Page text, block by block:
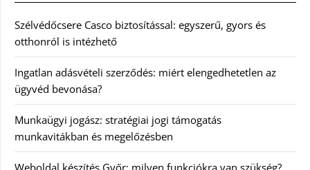
Szélvédőcsere Casco biztosítással: egyszerű, gyors és
otthonról is intézhető
Ingatlan adásvételi szerződés: miért elengedhetetlen az
ügyvéd bevonása?
Munkaügyi jogász: stratégiai jogi támogatás
munkavitákban és megelőzésben
Weboldal készítés Győr: milyen funkciókra van szükség?